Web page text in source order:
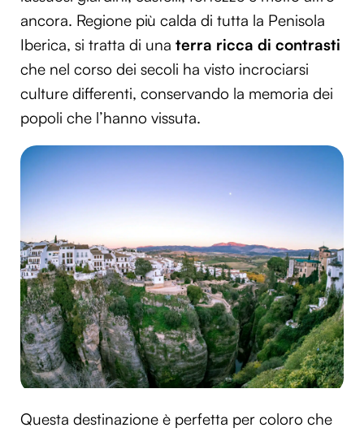
ancora. Regione più calda di tutta la Penisola
Iberica, si tratta di una terra ricca di contrasti
che nel corso dei secoli ha visto incrociarsi
culture differenti, conservando la memoria dei
popoli che l’hanno vissuta.
Questa destinazione è perfetta per coloro che